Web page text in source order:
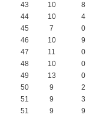
43
10 8
44
10 4
45
7 0
46
10 9
47
11 0
48
10 0
49
13 0
50
9 2
51
9 3
51
9 9